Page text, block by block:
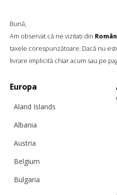
Bună,
Am observat că ne vizitați din
taxele corespunzătoare. Dacă nu
livrare implicită chiar acum sau pe
Europa
Aland Islands
Albania
Austria
Belgium
Bulgaria